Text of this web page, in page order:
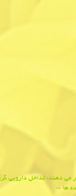
می دهند؛ تداخل دارویی
ها →